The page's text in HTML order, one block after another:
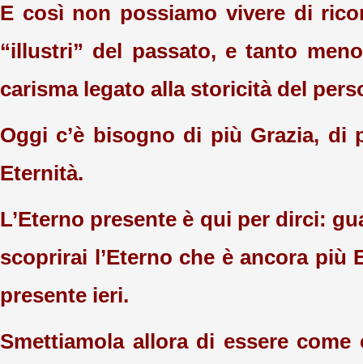
E così non possiamo vivere di
“illustri” del passato, e tanto
carisma legato alla storicità del
Oggi c’è bisogno di più Grazia, di
Eternità.
L’Eterno presente è qui per dirci:
scoprirai l’Eterno che è ancora più
presente ieri.
Smettiamola allora di essere come